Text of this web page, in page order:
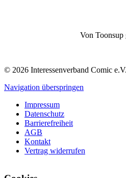
Von Toonsup
© 2026 Interessenverband Comic
Navigation überspringen
Impressum
Datenschutz
Barrierefreiheit
AGB
Kontakt
Vertrag widerrufen